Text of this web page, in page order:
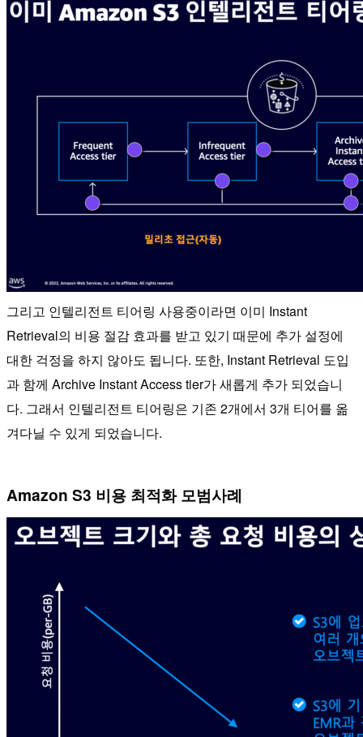
그리고 인텔리전트 티어링 사용중이라면 이미 Instant
Retrieval의 비용 절감 효과를 받고 있기 때문에 추가 설정에
대한 걱정을 하지 않아도 됩니다. 또한, Instant Retrieval 도입
과 함께 Archive Instant Access tier가 새롭게 추가 되었습니
다. 그래서 인텔리전트 티어링은 기존 2개에서 3개 티어를 옮
겨다닐 수 있게 되었습니다.
Amazon S3 비용 최적화 모범사례